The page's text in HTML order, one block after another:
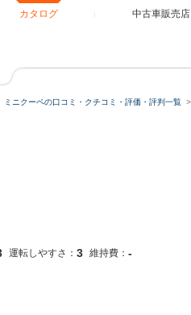
カタログ 中古車販売店
ミニクーペの口コミ・クチコミ・評価・評判一覧
運転しやすさ： 3 維持費： -